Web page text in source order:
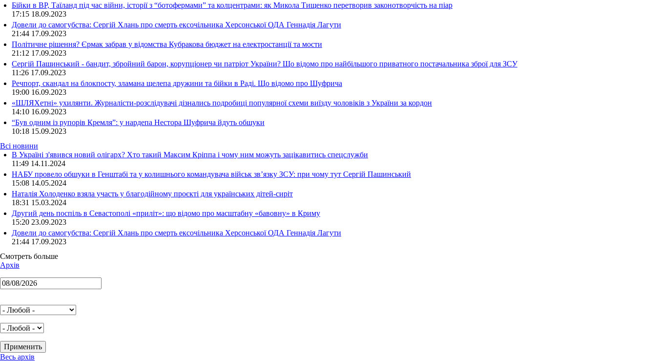
Бійки в ВР, Таїланд під час війни, історії з “ботофермами” та колцентрами: як Микола Тищенко перетворив законотворчість на піар
17:15 18.09.2023
Довели до самогубства: Сергій Хлань про смерть ексочільника Херсонської ОДА Геннадія Лагути
21:44 17.09.2023
Політичне рішення? Єрмак забрав у відомства Кубракова бюджет на електростанції та мости
21:12 17.09.2023
Сергій Пашинський - бандит, збройний барон, корупціонер чи патріот України? Що відомо про найбільшого приватного постачальника зброї для ЗСУ
11:26 17.09.2023
Речпорт, скандал на блокпосту, зламана щелепа дружини та бійки в Раді. Що відомо про Шуфрича
19:00 16.09.2023
«ШЛЯХетні» ухилянти. Журналісти-розслідувачі дізнались подробиці популярної схеми виїзду чоловіків з України за кордон
14:10 16.09.2023
“Був одним із рупорів Кремля”: у нардепа Нестора Шуфрича йдуть обшуки
10:18 15.09.2023
Всі новини
В Україні з'явився новий олігарх? Хто такий Максим Кріппа і чому ним можуть зацікавитись спецслужби
11:49 14.11.2024
НАБУ провело обшуки в Генштабі та у колишнього командувача військ зв’язку ЗСУ: при чому тут Сергій Пашинський
15:08 14.05.2024
Наталія Холоденко взяла участь у благодійному проєкті для українських дітей-сиріт
18:31 15.03.2024
Другий день поспіль в Севастополі «приліт»: що відомо про масштабну «бавовну» в Криму
15:20 23.09.2023
Довели до самогубства: Сергій Хлань про смерть ексочільника Херсонської ОДА Геннадія Лагути
21:44 17.09.2023
Смотреть больше
Архів
Весь архів